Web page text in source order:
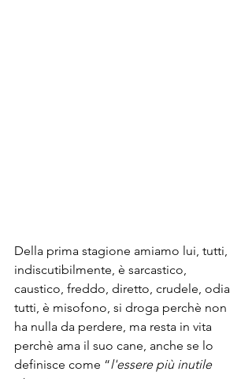
Della prima stagione amiamo lui, tutti,
indiscutibilmente, è sarcastico,
caustico, freddo, diretto, crudele, odia
tutti, è misofono, si droga perchè non
ha nulla da perdere, ma resta in vita
perchè ama il suo cane, anche se lo
definisce come “l'essere più inutile